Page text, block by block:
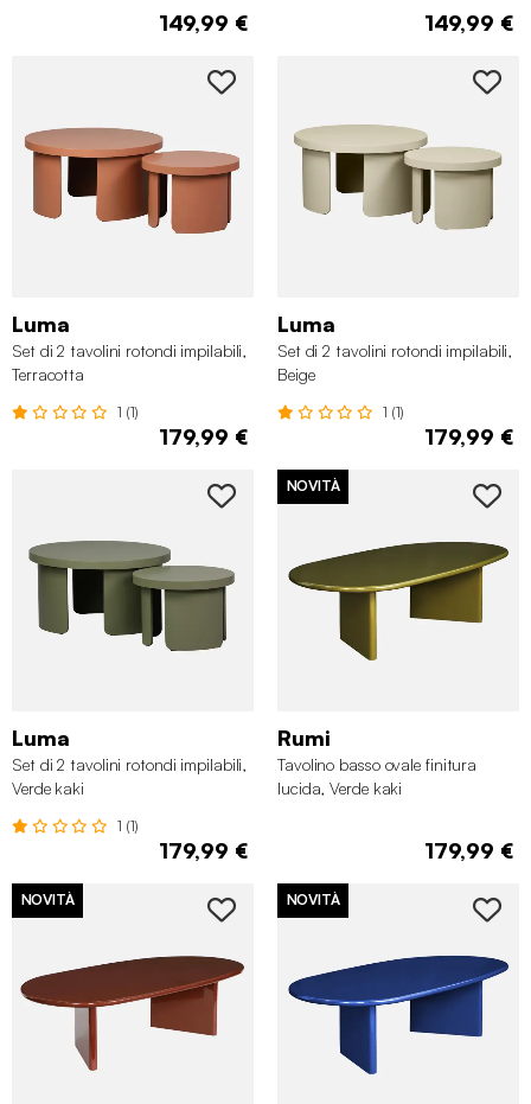
149,99 € 149,99 €
Luma
Set di 2 tavolini rotondi impilabili,
Terracotta
1 (1)
179,99 €
Luma
Set di 2 tavolini rotondi impilabili,
Beige
1 (1)
179,99 €
Luma
Set di 2 tavolini rotondi impilabili,
Verde kaki
1 (1)
179,99 €
NOVITÀ
Rumi
Tavolino basso ovale finitura
lucida, Verde kaki
179,99 €
NOVITÀ NOVITÀ